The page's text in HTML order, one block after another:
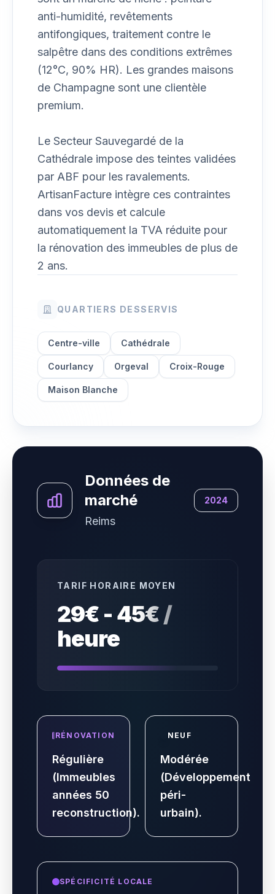
anti-humidité, revêtements
antifongiques, traitement contre le
salpêtre dans des conditions extrêmes
(12°C, 90% HR). Les grandes maisons
de Champagne sont une clientèle
premium.
Le Secteur Sauvegardé de la
Cathédrale impose des teintes validées
par ABF pour les ravalements.
ArtisanFacture intègre ces contraintes
dans vos devis et calcule
automatiquement la TVA réduite pour
la rénovation des immeubles de plus de
2 ans.
QUARTIERS DESSERVIS
Centre-ville Cathédrale
Courlancy Orgeval Croix-Rouge
Maison Blanche
Données de
marché
Reims
2024
TARIF HORAIRE MOYEN
29€ - 45€ /
heure
RÉNOVATION
Régulière
(Immeubles
années 50
reconstruction).
NEUF
Modérée
(Développement
péri-
urbain).
SPÉCIFICITÉ LOCALE